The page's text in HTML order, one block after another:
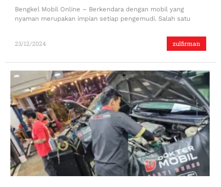
zulfirman
23/12/2024
Bengkel Mobil Online – Berkendara dengan mobil yang
nyaman merupakan impian setiap pengemudi. Salah satu